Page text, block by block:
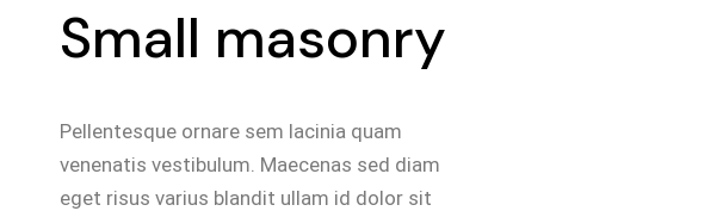
Współpraca
Nasze Miejsce
Small masonry
Pellentesque ornare sem lacinia quam
venenatis vestibulum. Maecenas sed diam
eget risus varius blandit ullam id dolor sit